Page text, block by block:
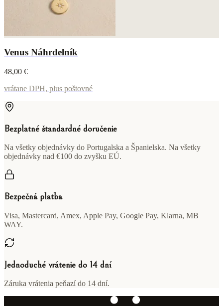
Venus Náhrdelník
48,00 €
vrátane DPH, plus poštovné
Bezplatné štandardné doručenie
Na všetky objednávky do Portugalska a Španielska. Na všetky
objednávky nad €100 do zvyšku EÚ.
Bezpečná platba
Visa, Mastercard, Amex, Apple Pay, Google Pay, Klarna, MB
WAY.
Jednoduché vrátenie do 14 dní
Záruka vrátenia peňazí do 14 dní.